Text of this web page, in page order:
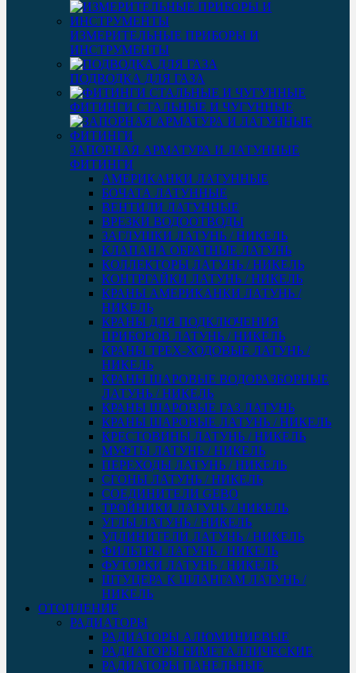
ИЗМЕРИТЕЛЬНЫЕ ПРИБОРЫ И
ИНСТРУМЕНТЫ
ПОДВОДКА ДЛЯ ГАЗА
ФИТИНГИ СТАЛЬНЫЕ И ЧУГУННЫЕ
ЗАПОРНАЯ АРМАТУРА И ЛАТУННЫЕ
ФИТИНГИ
АМЕРИКАНКИ ЛАТУННЫЕ
БОЧАТА ЛАТУННЫЕ
ВЕНТИЛИ ЛАТУННЫЕ
ВРЕЗКИ ВОДООТВОДЫ
ЗАГЛУШКИ ЛАТУНЬ / НИКЕЛЬ
КЛАПАНА ОБРАТНЫЕ ЛАТУНЬ
КОЛЛЕКТОРЫ ЛАТУНЬ / НИКЕЛЬ
КОНТРГАЙКИ ЛАТУНЬ / НИКЕЛЬ
КРАНЫ АМЕРИКАНКИ ЛАТУНЬ /
НИКЕЛЬ
КРАНЫ ДЛЯ ПОДКЛЮЧЕНИЯ
ПРИБОРОВ ЛАТУНЬ / НИКЕЛЬ
КРАНЫ ТРЕХ-ХОДОВЫЕ ЛАТУНЬ /
НИКЕЛЬ
КРАНЫ ШАРОВЫЕ ВОДОРАЗБОРНЫЕ
ЛАТУНЬ / НИКЕЛЬ
КРАНЫ ШАРОВЫЕ ГАЗ ЛАТУНЬ
КРАНЫ ШАРОВЫЕ ЛАТУНЬ / НИКЕЛЬ
КРЕСТОВИНЫ ЛАТУНЬ / НИКЕЛЬ
МУФТЫ ЛАТУНЬ / НИКЕЛЬ
ПЕРЕХОДЫ ЛАТУНЬ / НИКЕЛЬ
СГОНЫ ЛАТУНЬ / НИКЕЛЬ
СОЕДИНИТЕЛИ GEBO
ТРОЙНИКИ ЛАТУНЬ / НИКЕЛЬ
УГЛЫ ЛАТУНЬ / НИКЕЛЬ
УДЛИНИТЕЛИ ЛАТУНЬ / НИКЕЛЬ
ФИЛЬТРЫ ЛАТУНЬ / НИКЕЛЬ
ФУТОРКИ ЛАТУНЬ / НИКЕЛЬ
ШТУЦЕРА К ШЛАНГАМ ЛАТУНЬ /
НИКЕЛЬ
ОТОПЛЕНИЕ
РАДИАТОРЫ
РАДИАТОРЫ АЛЮМИНИЕВЫЕ
РАДИАТОРЫ БИМЕТАЛЛИЧЕСКИЕ
РАДИАТОРЫ ПАНЕЛЬНЫЕ